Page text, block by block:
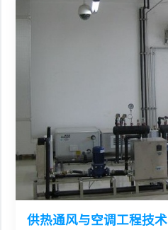
供热通风与空调工程技术